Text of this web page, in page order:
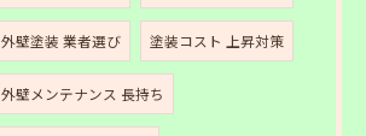
外壁塗装 業者選び 塗装コスト 上昇対策
外壁メンテナンス 長持ち